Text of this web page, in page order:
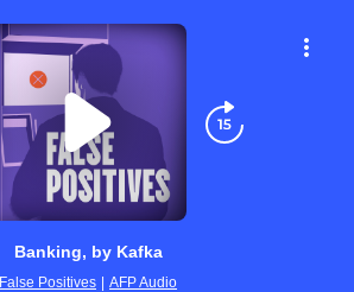
Banking, by Kafka
False Positives AFP Audio